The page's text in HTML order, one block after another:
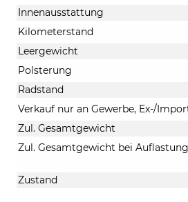
Innenausstattung
Kilometerstand
Leergewicht
Polsterung
Radstand
Verkauf nur an Gewerbe, Ex-/
Zul. Gesamtgewicht
Zul. Gesamtgewicht bei
Zustand